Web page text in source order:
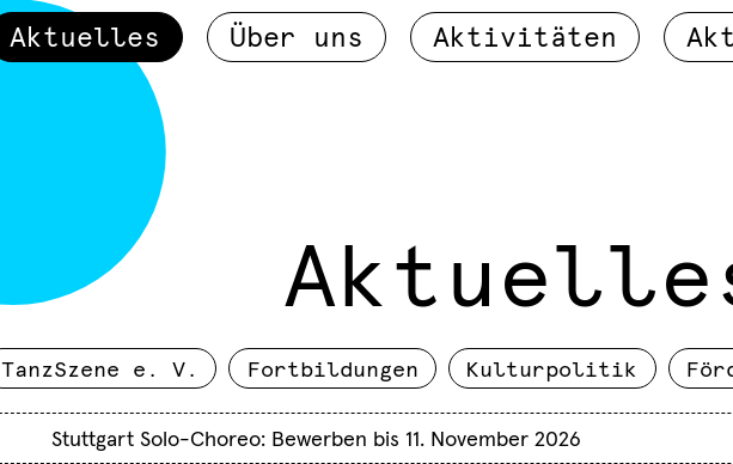
Aktuelles Über uns Aktivitäten
TanzSzene e. V. Fortbildungen Kulturpolitik
Stuttgart Solo-Choreo: Bewerben bis 11. November 2026